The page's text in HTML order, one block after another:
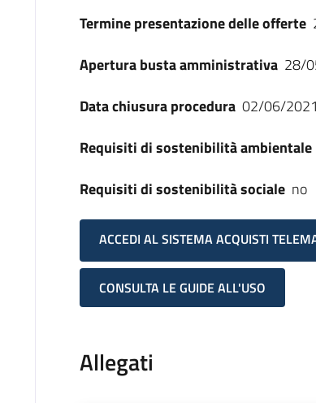
Termine presentazione delle offerte
Apertura busta amministrativa 28/
Data chiusura procedura 02/06/2021
Requisiti di sostenibilità ambientale
Requisiti di sostenibilità sociale no
ACCEDI AL SISTEMA ACQUISTI
CONSULTA LE GUIDE ALL'USO
Allegati